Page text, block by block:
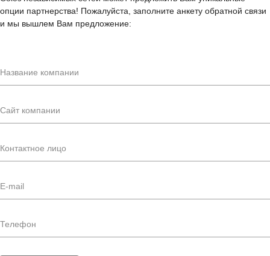
опции партнерства! Пожалуйста, заполните анкету обратной связи
и мы вышлем Вам предложение: